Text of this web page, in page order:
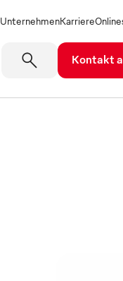
UnternehmenKarriere
Kontakt